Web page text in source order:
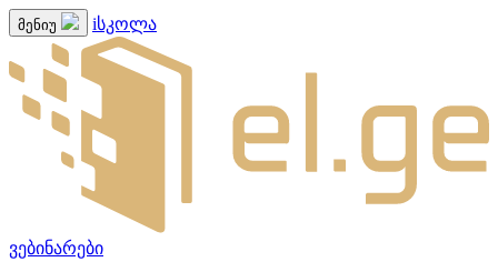
მენიუ iსკოლა
ვებინარები